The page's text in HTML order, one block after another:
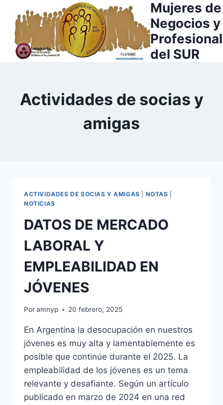
contenido
Mujeres de
Negocios y
del SUR
Actividades de socias y
amigas
ACTIVIDADES DE SOCIAS Y AMIGAS NOTAS
NOTICIAS
DATOS DE MERCADO
LABORAL Y
EMPLEABILIDAD EN
JÓVENES
Poramnyp 20 febrero, 2025
En Argentina la desocupación en nuestros
jóvenes es muy alta y lamentablemente es
posible que continúe durante el 2025. La
empleabilidad de los jóvenes es un tema
relevante y desafiante. Según un artículo
publicado en marzo de 2024 en una red